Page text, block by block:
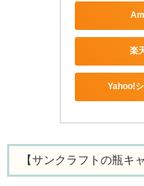
楽
Yahoo!
【サンクラフトの瓶キ